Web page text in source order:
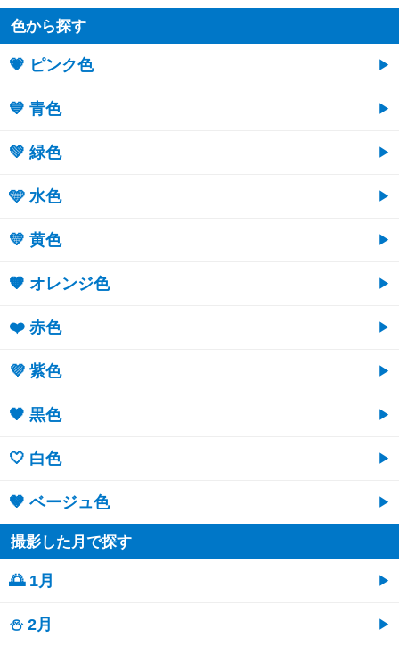
色から探す
💗 ピンク色
💙 青色
💚 緑色
🩵 水色
💛 黄色
🧡 オレンジ色
❤️ 赤色
💜 紫色
🖤 黒色
🤍 白色
🤎 ベージュ色
撮影した月で探す
🌅 1月
⛄ 2月